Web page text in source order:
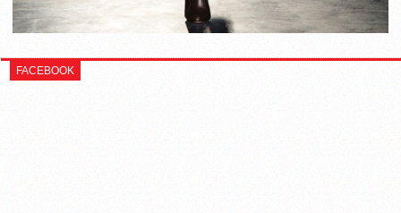
FACEBOOK